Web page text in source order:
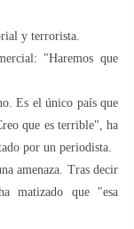
y terrorista.
"Haremos que
Es el único país que
que es terrible", ha
por un periodista.
amenaza. Tras decir
matizado que "esa